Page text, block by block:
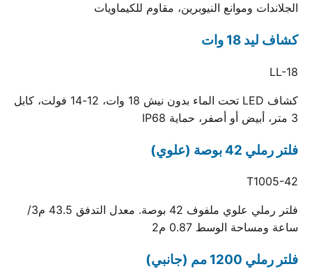
الجلاندات وموانع النيوبرين، مقاوم للكيماويات
كشاف ليد 18 وات
LL-18
كشاف LED تحت الماء بدون نيش 18 وات، 12-14 فولت، كابل
3 متر، أبيض أو أصفر، حماية IP68
فلتر رملي 42 بوصة (علوي)
T1005-42
فلتر رملي علوي ملفوف 42 بوصة. معدل التدفق 43.5 م3/
ساعة ومساحة الوسط 0.87 م2
فلتر رملي 1200 مم (جانبي)